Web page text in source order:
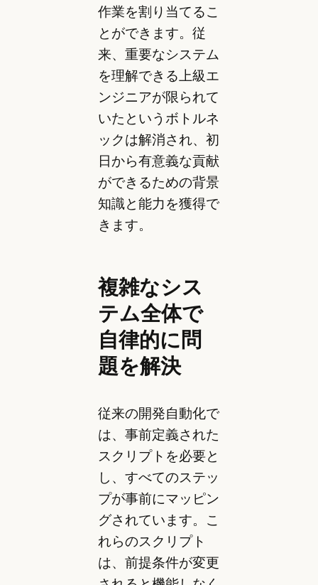
作業を割り当てるこ
とができます。従
来、重要なシステム
を理解できる上級エ
ンジニアが限られて
いたというボトルネ
ックは解消され、初
日から有意義な貢献
ができるための背景
知識と能力を獲得で
きます。
複雑なシス
テム全体で
自律的に問
題を解決
従来の開発自動化で
は、事前定義された
スクリプトを必要と
し、すべてのステッ
プが事前にマッピン
グされています。こ
れらのスクリプト
は、前提条件が変更